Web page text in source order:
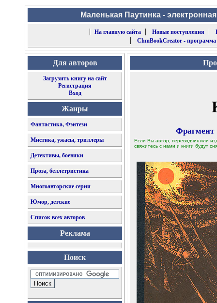
Маленькая Паутинка -
|
На главную сайта| Новые поступления |
| ChmBookCreator -
Для авторов
Загрузить книгу на сайт
Регистрация
Вход
Жанры
Фантастика, Фэнтези
Мистика, ужасы, триллеры
Детективы, боевики
Проза, беллетристика
Многоавторские серии
Юмор, детские
Список всех авторов
Реклама
Поиск
Фрагмент
Если Вы автор, переводчик или
свяжитесь с нами и книги будут